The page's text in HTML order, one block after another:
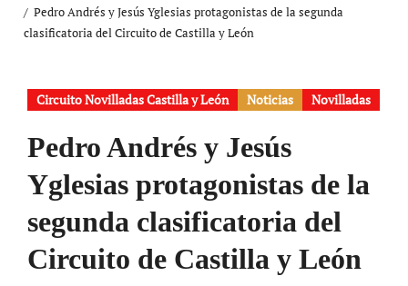
Pedro Andrés y Jesús Yglesias protagonistas de la segunda
clasificatoria del Circuito de Castilla y León
Circuito Novilladas Castilla y León Noticias Novilladas
Pedro Andrés y Jesús
Yglesias protagonistas de la
segunda clasificatoria del
Circuito de Castilla y León